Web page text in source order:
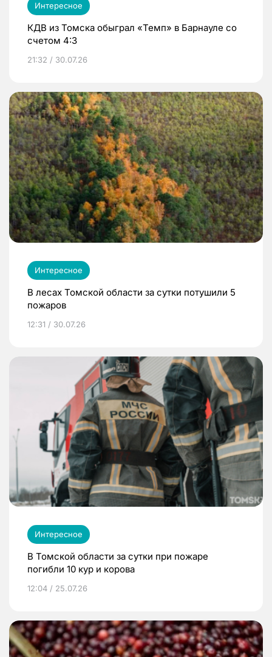
Интересное
КДВ из Томска обыграл «Темп» в Барнауле со
счетом 4:3
21:32 / 30.07.26
Интересное
В лесах Томской области за сутки потушили 5
пожаров
12:31 / 30.07.26
Интересное
В Томской области за сутки при пожаре
погибли 10 кур и корова
12:04 / 25.07.26